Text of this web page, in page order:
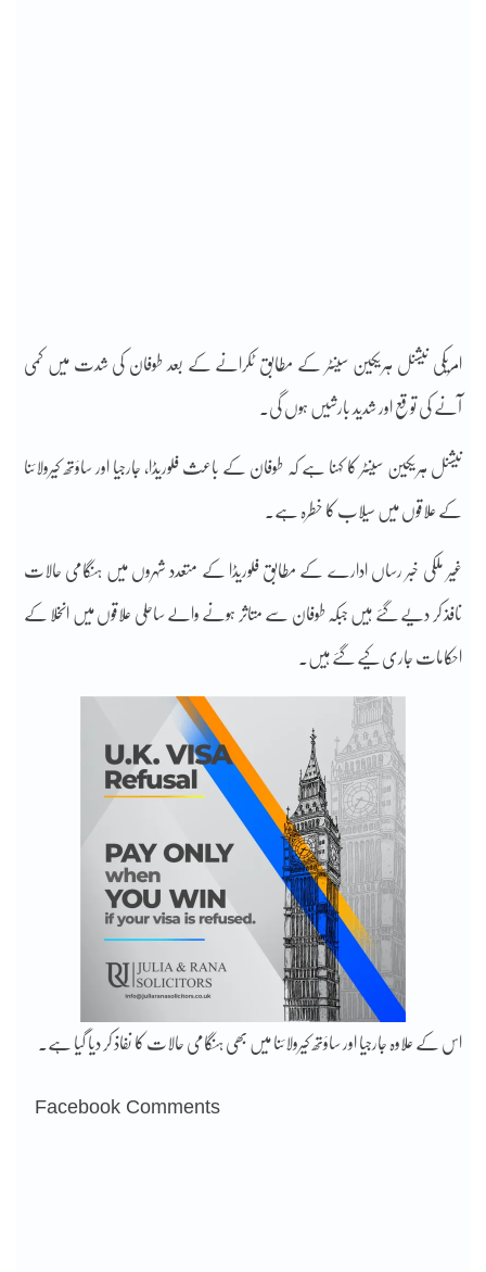
امریکی نیشنل ہریکین سینٹر کے مطابق ٹکرانے کے بعد طوفان کی شدت میں کمی
آنے کی توقع اور شدید بارشیں ہوں گی۔
نیشنل ہریکین سینٹر کا کہنا ہے کہ طوفان کے باعث فلوریڈا، جارجیا اور ساؤتھ کیرولائنا
کے علاقوں میں سیلاب کا خطرہ ہے۔
غیر ملکی خبر رساں ادارے کے مطابق فلوریڈا کے متعدد شہروں میں ہنگامی حالات
نافذ کر دیے گئے ہیں جبکہ طوفان سے متاثر ہونے والے ساحلی علاقوں میں انخلا کے
احکامات جاری کیے گئے ہیں۔
اس کے علاوہ جارجیا اور ساؤتھ کیرولائنا میں بھی ہنگامی حالات کا نفاذ کر دیا گیا ہے۔
Facebook Comments